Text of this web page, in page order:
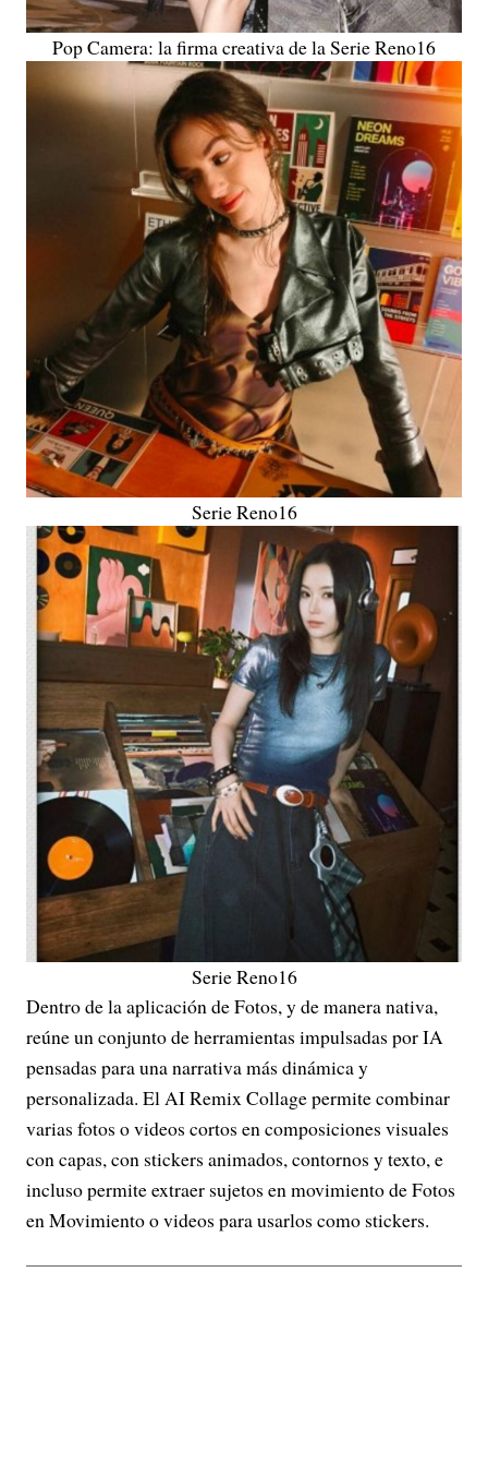
Pop Camera: la firma creativa de la Serie Reno16
Serie Reno16
Serie Reno16
Dentro de la aplicación de Fotos, y de manera nativa,
reúne un conjunto de herramientas impulsadas por IA
pensadas para una narrativa más dinámica y
personalizada. El AI Remix Collage permite combinar
varias fotos o videos cortos en composiciones visuales
con capas, con stickers animados, contornos y texto, e
incluso permite extraer sujetos en movimiento de Fotos
en Movimiento o videos para usarlos como stickers.